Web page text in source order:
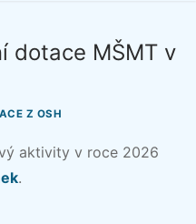
dotace MŠMT v
Z OSH
aktivity v roce 2026
.